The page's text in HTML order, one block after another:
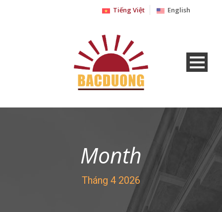
Tiếng Việt English
Month
Tháng 4 2026